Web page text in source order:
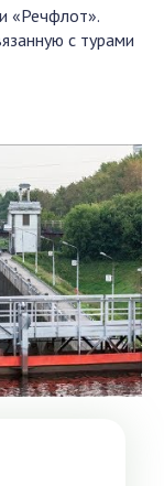
«Речфлот».
с турами